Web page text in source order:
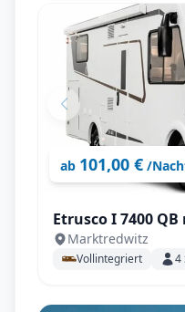
ab 101,00 € /
Etrusco I 7400
Heckgarage
Marktredwitz
Vollintegriert 4